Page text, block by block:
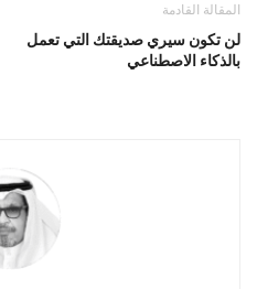
المقالة القادمة
لن تكون سيري صديقتك التي تعمل
بالذكاء الاصطناعي